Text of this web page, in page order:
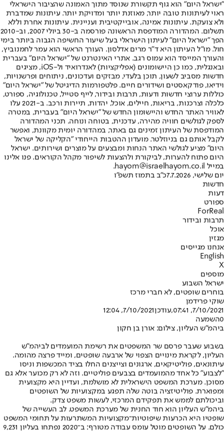
"ישראל היום" הוא גוף תקשורת שנוסד מתוך האמונה שהציבור הישראלי
ראוי לעיתונות טובה יותר, מאוזנת יותר ומדויקת יותר. עיתונות שמדברת
ולא צועקת. עיתונות אמינה, אובייקטיבית ועניינית. עיתונות אחרת וללא
תשלום. המהדורה המודפסת הראשונה פורסמה ב-30 ביולי 2007, וב-2010
הפך "ישראל היום" לעיתון הישראלי בעל שיעור החשיפה הגבוה ביותר בימי
חול. מו"ל העיתון היא ד"ר מרים אדלסון. העורך הראשי הוא עמר לחמנוביץ,
והעורך המייסד הוא עמוס רגב. אתרי האינטרנט של "ישראל היום" בעברית
ובאנגלית, כמו כן היישומונים (אפליקציות) לאנדרואיד ול-iOS, מציגים
חדשות מסביב לשעון, תוכן בלעדי, מבזקים ועדכונים, ניתוחים ופרשנויות,
וידיאו, פודקאסטים ושידורים חיים. פלטפורמות הדיגיטל של "ישראל היום"
כוללות ערוצי חדשות ודעות, תרבות ובידור, לייף סטייל, טכנולוגיה, ספורט,
כלכלה וצרכנות, בריאות, חיילים, אוכל, יהדות, תיירות ורכב. ב-2021 עלו
לאוויר האתר החדש והיישומון החדש של "ישראל היום" בעברית, במטרה
לספק לגולשים חוויה מהירה, עדכנית, בטוחה ונוחה. תכני המהדורה
המודפסת של העיתון זמינים גם באתר, במהדורה יומית מקוונת, ואפשר
לקבל אותם גם בניוזלטר. מועדון ההטבות הייחודי "הקליקה של ישראל
היום" מציע לגולשי האתר הנחות ומבצעים על מוצרים ושירותים. ישראל
היום פתוח להערות, לביקורת ולהצעות לשיפור מקהל הקוראים. פנו אלינו
במייל hayom@israelhayom.co.il.
יום שלישי, 7.7.2026
כ"ב בתמוז תשפ"ו
חדשות
דעות
ספורט
ForReal
תרבות ובידור
אוכל
מגזין
אנחנו מגייסים
English
X
מוספים
ישראל השבוע
בוחרים שופטים, לא חברי מרכז
שוקי פרידמן
7/10/2021, 07:41
,עודכן7/10/2021, 12:04
0השמעה
ביהמ"ש העליון, צילום: אורן בן חקון
בשבוע שעבר פרסם שר המשפטים את רשימת המועמדים לביהמ"ש
העליון, לקראת מינויים הצפוי של ארבעה שופטים, ומייד פרצה מהומה.
עיתונאים, פוליטיקאים, ארגונים וצייצנים החלו בציד המכשפות וניסו
"לצבוע" כל אחד מהמועמדים בצבעים פוליטיים. וזה לא רק מכוער אלא גם
מסוכן. מערכת המשפט הישראלית לא מושלמת, ועדיין היא מקצועית
ומפוארת. פוליטיזציה בוטה שלה תפגע במקצועיות של השופטים
וביכולתם לממש את תפקידם המרכזי, לעשות משפט צדק.
ביהמ"ש העליון הוא חוד החנית של מערכת המשפט. לב העשייה של
שופטיו היא הכרעות שיפוטיות־מקצועיות המשתרעות על תחומי המשפט
כולם. על השופטים מוטל עומס עבודה מטורף: ב־2020 נפתחו בעליון 9,231